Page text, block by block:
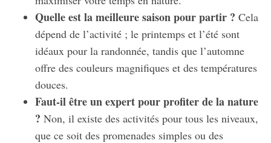
Quelle est la meilleure saison pour partir ? Cela
dépend de l’activité ; le printemps et l’été sont
idéaux pour la randonnée, tandis que l’automne
offre des couleurs magnifiques et des températures
douces.
Faut-il être un expert pour profiter de la nature
? Non, il existe des activités pour tous les niveaux,
que ce soit des promenades simples ou des